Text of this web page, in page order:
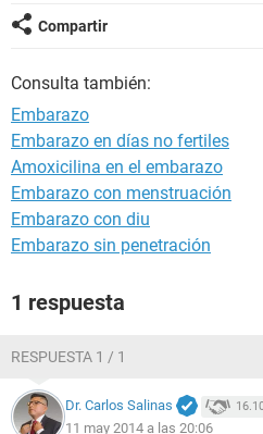
Compartir
Consulta también:
Embarazo
Embarazo en días no fertiles
Amoxicilina en el embarazo
Embarazo con menstruación
Embarazo con diu
Embarazo sin penetración
1 respuesta
RESPUESTA 1 / 1
Dr. Carlos Salinas
11 may 2014 a las 20:06